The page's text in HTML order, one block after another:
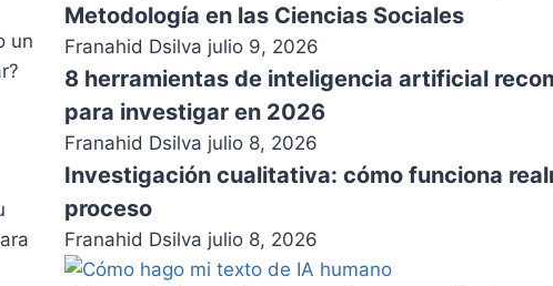
un
Metodología en las Ciencias Sociales
Franahid Dsilva julio 9, 2026
8 herramientas de inteligencia artificial
para investigar en 2026
Franahid Dsilva julio 8, 2026
Investigación cualitativa: cómo funciona
proceso
Franahid Dsilva julio 8, 2026